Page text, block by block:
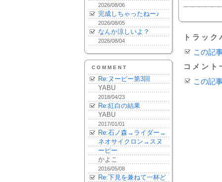
2026/08/06
完成しちゃったねー♪
2026/08/05
なんか涼しいよ？
2026/08/04
COMMENT
Re:ヌーピー第3回
YABU
2018/04/23
Re:紅白の結果
YABU
2017/01/01
Re:石ノ森→ライダー→
ネオサイクロン→スヌ
ーピー
かよこ
2016/05/08
Re:下見を兼ねて一杯ど
トラッ
この記
コメント
この記